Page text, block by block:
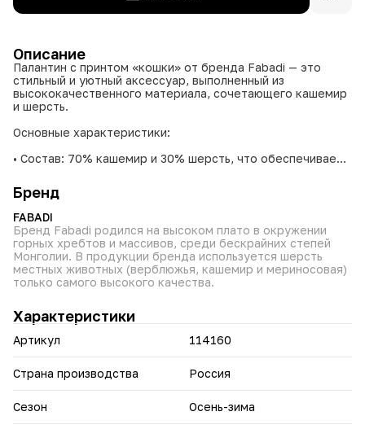
Описание
Палантин с принтом «кошки» от бренда Fabadi — это
стильный и уютный аксессуар, выполненный из
высококачественного материала, сочетающего кашемир
и шерсть.
Основные характеристики:
• Состав: 70% кашемир и 30% шерсть, что обеспечивает
• Размер 69х182 см удобно использовать разными
способами — на плечах, накидывать как шарф или
использовать как платок.
• Палантины представлены в многообразии
выразительных оттенков, что позволяет подобрать
вариант под любой стиль и настроение, включая как
спокойные классические, так и более яркие цвета.
• Изделие украшено принтом с изображением кошачьих
мотивов, придающим аксессуару уникальность и
• Производство — Россия, что гарантирует высокое
качество и аккуратное исполнение.
и уникальный дизайн, способный стать эффектным
завершением любого образа.
Бренд
FABADI
Бренд Fabadi родился на высоком плато в окружении
горных хребтов и массивов, среди бескрайних степей
Монголии. В продукции бренда используется шерсть
местных животных (верблюжья, кашемир и мериносовая)
только самого высокого качества.
Характеристики
Артикул 114160
Страна производства Россия
Сезон Осень-зима